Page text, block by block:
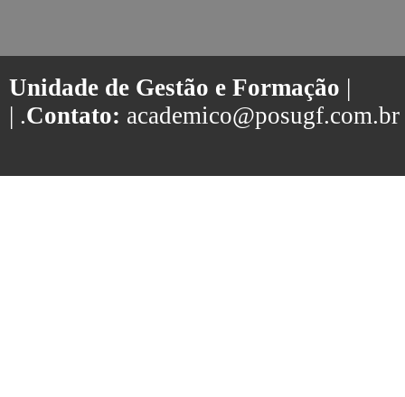
Unidade de Gestão e Formação |
| .Contato: academico@posugf.com.br